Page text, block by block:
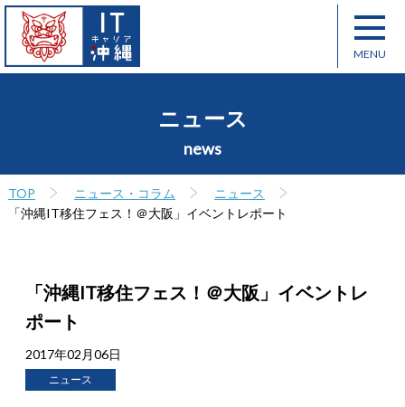
ニュース
news
TOP ニュース・コラム
ニュース
「沖縄IT移住フェス！＠大阪」イベントレポート
「沖縄IT移住フェス！＠大阪」イベントレ
ポート
2017年02月06日
ニュース